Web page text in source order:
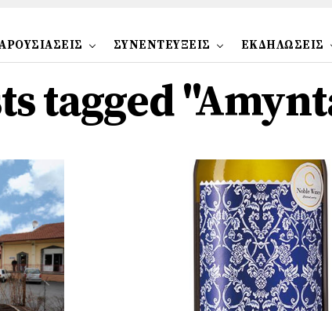
ΣΥΝΕΝΤΕΥΞΕΙΣ ΕΚΔΗΛΩΣΕΙΣ
tagged